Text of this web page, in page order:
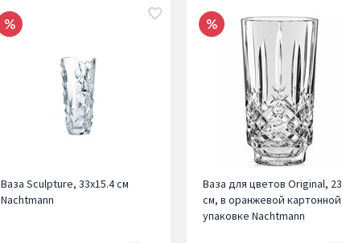
Ваза Sculpture, 33х15.4 см
Nachtmann
Ваза для цветов Original, 23
см, в оранжевой картонной
упаковке Nachtmann